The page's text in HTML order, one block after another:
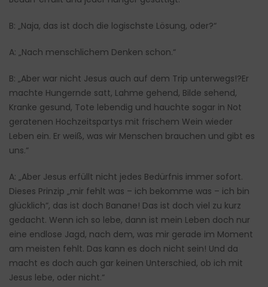
B: „Naja, das ist doch die logischste Lösung, oder?“
A: „Nach menschlichem Denken schon.“
B: „Aber war nicht Jesus auch auf dem Trip unterwegs!?Er
machte Hungernde satt, Lahme gehend, Bilde sehend,
Kranke gesund, Tote lebendig und hauchte sogar in Not
geratenen Hochzeitspartys mit frischem Wein wieder
Leben ein. Er weiß, was wir Menschen brauchen und gibt es
uns.“
A: „Aber Jesus erfüllt nicht jedes Bedürfnis immer sofort.
Dieses Prinzip „mir fehlt was – ich bekomme was – ich bin
glücklich“, das ist doch Banane! Das ist doch viel zu kurz
gedacht. Wenn ich so lebe, dann ist mein Leben doch nur
eine endlose Jagd, nach dem, was mir gerade im Moment
am meisten fehlt. Das kann es doch nicht sein! Und da
macht es doch auch gar keinen Unterschied, ob ich mit
Jesus lebe, oder nicht.“